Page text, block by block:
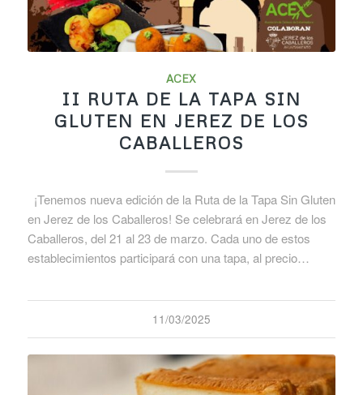
ACEX
II RUTA DE LA TAPA SIN
GLUTEN EN JEREZ DE LOS
CABALLEROS
¡Tenemos nueva edición de la Ruta de la Tapa Sin Gluten
en Jerez de los Caballeros! Se celebrará en Jerez de los
Caballeros, del 21 al 23 de marzo. Cada uno de estos
establecimientos participará con una tapa, al precio…
11/03/2025